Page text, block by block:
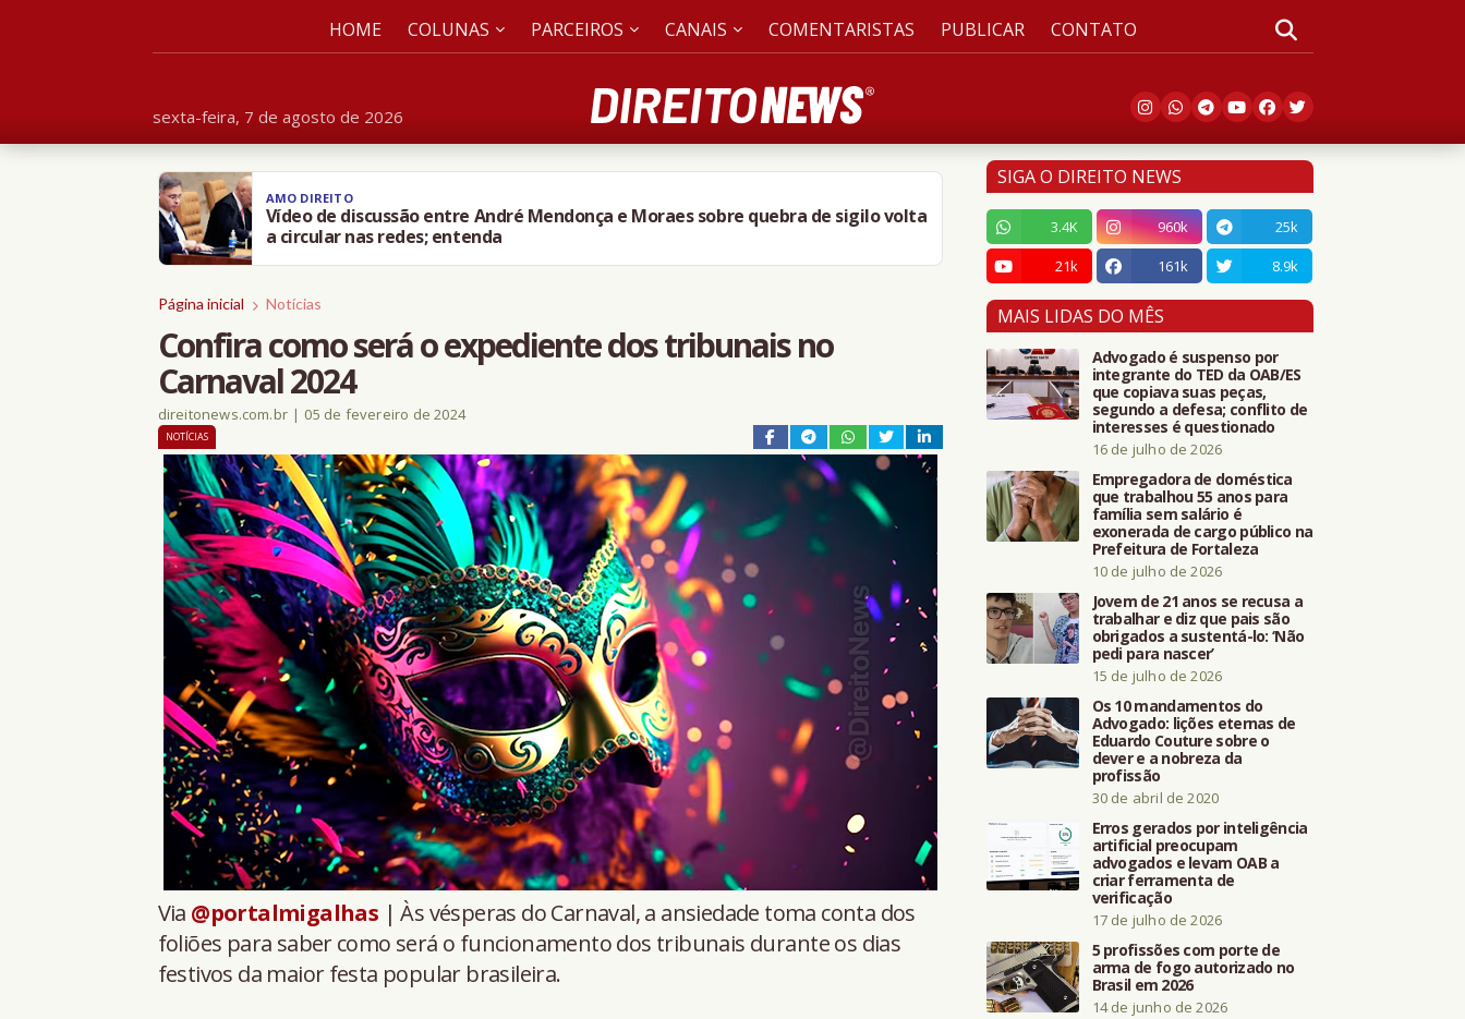
sexta-feira, 7 de agosto de 2026
HOME COLUNAS PARCEIROS CANAIS COMENTARISTAS PUBLICAR CONTATO
AMO DIREITO
Vídeo de discussão entre André Mendonça e Moraes sobre quebra de sigilo volta
a circular nas redes; entenda
Página inicial Notícias
Confira como será o expediente dos tribunais no
Carnaval 2024
direitonews.com.br | 05 de fevereiro de 2024
NOTÍCIAS
Via @portalmigalhas | Às vésperas do Carnaval, a ansiedade toma conta dos
foliões para saber como será o funcionamento dos tribunais durante os dias
festivos da maior festa popular brasileira.
SIGA O DIREITO NEWS
3.4K 960k
25k
21k
161k 8.9k
MAIS LIDAS DO MÊS
Advogado é suspenso por
integrante do TED da OAB/ES
que copiava suas peças,
segundo a defesa; conflito de
interesses é questionado
16 de julho de 2026
Empregadora de doméstica
que trabalhou 55 anos para
família sem salário é
exonerada de cargo público na
Prefeitura de Fortaleza
10 de julho de 2026
Jovem de 21 anos se recusa a
trabalhar e diz que pais são
obrigados a sustentá-lo: ‘Não
pedi para nascer’
15 de julho de 2026
Os 10 mandamentos do
Advogado: lições eternas de
Eduardo Couture sobre o
dever e a nobreza da
profissão
30 de abril de 2020
Erros gerados por inteligência
artificial preocupam
advogados e levam OAB a
criar ferramenta de
verificação
17 de julho de 2026
5 profissões com porte de
arma de fogo autorizado no
Brasil em 2026
14 de junho de 2026